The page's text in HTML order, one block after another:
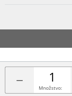
− Množstvo: